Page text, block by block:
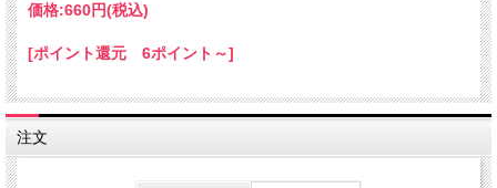
価格:660円(税込)
[ポイント還元 6ポイント～]
注文